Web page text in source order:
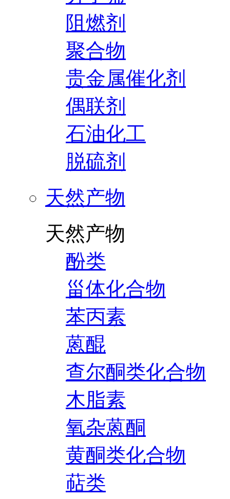
阻燃剂
聚合物
贵金属催化剂
偶联剂
石油化工
脱硫剂
天然产物
天然产物
酚类
甾体化合物
苯丙素
蒽醌
查尔酮类化合物
木脂素
氧杂蒽酮
黄酮类化合物
萜类